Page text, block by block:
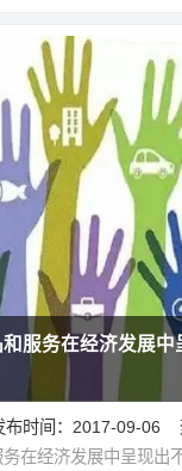
服务在经济发展中
布时间：2017-09-06
在经济发展中呈现出